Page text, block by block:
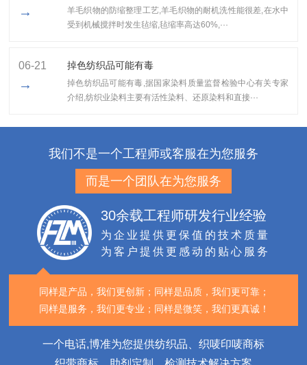
→
羊毛织物的防缩整理工艺,​羊毛织物的耐机洗性能很差,在水中
受到机械搅拌时发生毡缩,毡缩率高达60%,···
06-21
→
掉色纺织品可能有毒
掉色纺织品可能有毒,据国家染料质量监督检验中心有关专家
介绍,纺织业染料主要有活性染料、还原染料和直接···
我们不是一个工程师或客服在为您服务
而是一个团队在为您服务
30余载工程师研发行业经验
为企业提供更保值的技术质量
为客户提供更感动的贴心服务
同样是产品，我们更创新； 同样是品质，我们更可靠；
同样是服务，我们更专业； 同样是微笑，我们更真诚！
一个电话,博准为您提供纺织品、织唛印唛商标